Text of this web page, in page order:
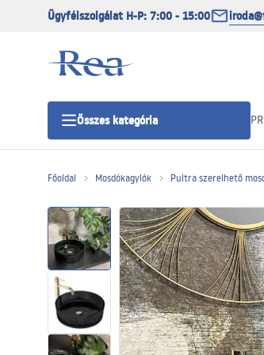
Ügyfélszolgálat H-P: 7:00 - 15:00
Összes kategória
Zuhanyajtó
Zuhanytálcák
Zuhanylefolyók
Főoldal Mosdókagylók Pultra szerelhető